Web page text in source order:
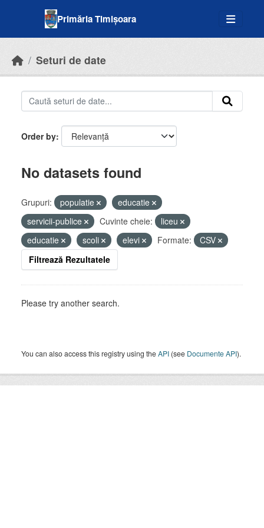
Primăria Timișoara
Seturi de date
Order by
No datasets found
Grupuri: populatie
educatie
servicii-publice
Cuvinte cheie:
liceu
educatie
scoli elevi Formate:
CSV
Filtrează Rezultatele
Please try another search.
You can also access this registry using theAPI (see Documente API).